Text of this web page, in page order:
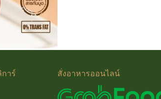
าร์ สั่งอาหารออนไลน์